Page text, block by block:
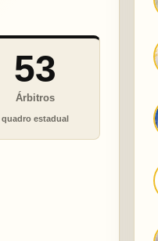
53
Árbitros
quadro estadual